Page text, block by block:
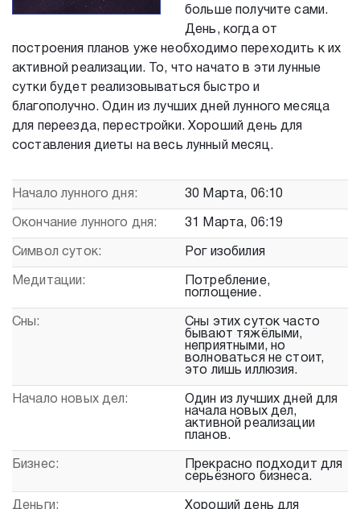
больше получите сами.
День, когда от
построения планов уже необходимо переходить к их
активной реализации. То, что начато в эти лунные
сутки будет реализовываться быстро и
благополучно. Один из лучших дней лунного месяца
для переезда, перестройки. Хороший день для
составления диеты на весь лунный месяц.
Начало лунного дня: 30 Марта, 06:10
Окончание лунного дня: 31 Марта, 06:19
Символ суток: Рог изобилия
Медитации:
Потребление,
поглощение.
Сны:
Сны этих суток часто
бывают тяжёлыми,
неприятными, но
волноваться не стоит,
это лишь иллюзия.
Начало новых дел:
Один из лучших дней для
начала новых дел,
активной реализации
планов.
Бизнес:
Прекрасно подходит для
серьёзного бизнеса.
Деньги: Хороший день для